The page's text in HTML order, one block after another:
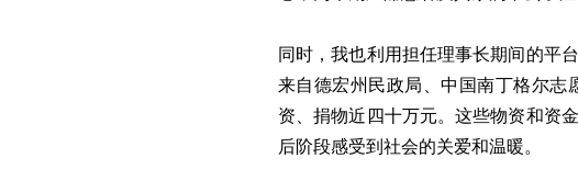
同时，我也利用担任理事长期间的平
来自德宏州民政局、中国南丁格尔志
资、捐物近四十万元。这些物资和资
后阶段感受到社会的关爱和温暖。